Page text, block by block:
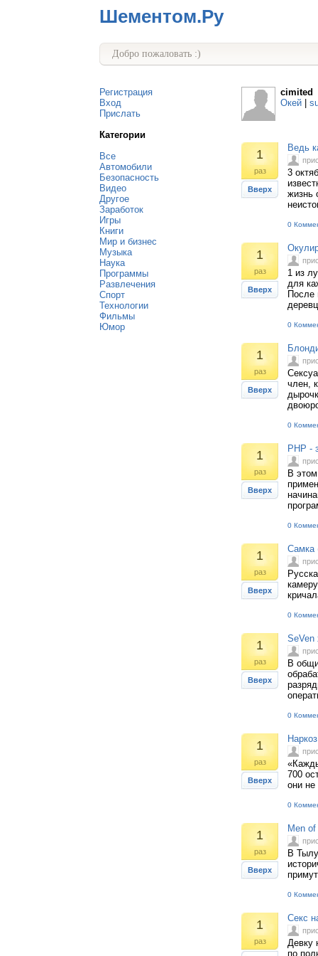
Шементом.Ру
Добро пожаловать :)
Регистрация
Вход
Прислать
Категории
Все
Автомобили
Безопасность
Видео
Другое
Заработок
Игры
Книги
Мир и бизнес
Музыка
Наука
Программы
Развлечения
Спорт
Технологии
Фильмы
Юмор
cimited
Окей
1
раз
Вверх
Ведь
3
жизнь
0
1
раз
Вверх
1 из
для
После
0
1
раз
Вверх
член,
0
1
раз
Вверх
PHP -
В
0
1
раз
Вверх
Самка
0
1
раз
Вверх
SeVen
В
0
1
раз
Вверх
700
они не
0
1
раз
Вверх
Men
В
0
1
раз
Секс
Девку
по